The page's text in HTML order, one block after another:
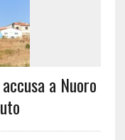
a Nuoro